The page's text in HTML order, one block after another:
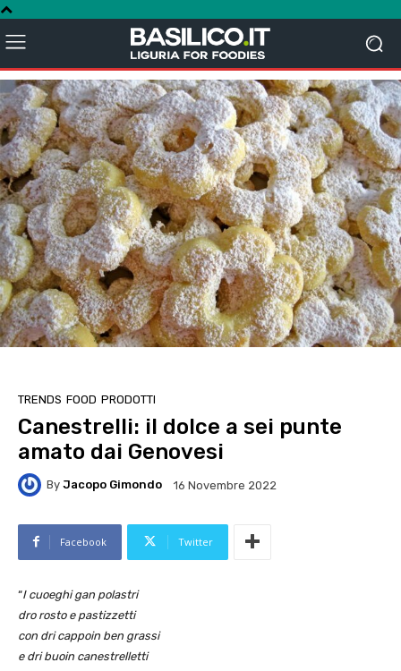
TRENDS FOOD PRODOTTI
Canestrelli: il dolce a sei punte
amato dai Genovesi
By Jacopo Gimondo 16 Novembre 2022
Facebook Twitter
“I cuoeghi gan polastri
dro rosto e pastizzetti
con dri cappoin ben grassi
e dri buoin canestrelletti